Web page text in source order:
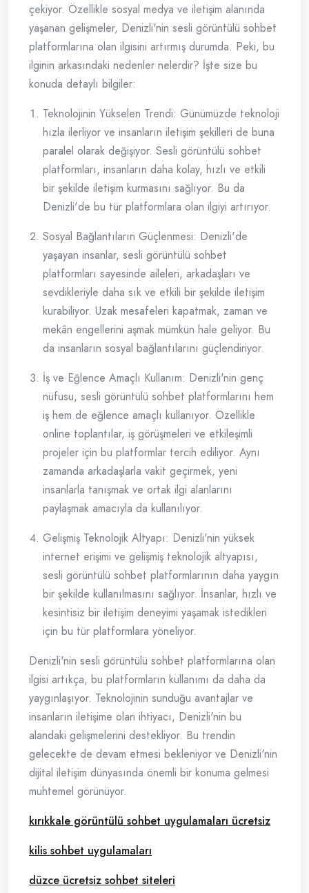
çekiyor. Özellikle sosyal medya ve iletişim alanında
yaşanan gelişmeler, Denizli'nin sesli görüntülü sohbet
platformlarına olan ilgisini artırmış durumda. Peki, bu
ilginin arkasındaki nedenler nelerdir? İşte size bu
konuda detaylı bilgiler:
Teknolojinin Yükselen Trendi: Günümüzde teknoloji
hızla ilerliyor ve insanların iletişim şekilleri de buna
paralel olarak değişiyor. Sesli görüntülü sohbet
platformları, insanların daha kolay, hızlı ve etkili
bir şekilde iletişim kurmasını sağlıyor. Bu da
Denizli'de bu tür platformlara olan ilgiyi artırıyor.
Sosyal Bağlantıların Güçlenmesi: Denizli'de
yaşayan insanlar, sesli görüntülü sohbet
platformları sayesinde aileleri, arkadaşları ve
sevdikleriyle daha sık ve etkili bir şekilde iletişim
kurabiliyor. Uzak mesafeleri kapatmak, zaman ve
mekân engellerini aşmak mümkün hale geliyor. Bu
da insanların sosyal bağlantılarını güçlendiriyor.
İş ve Eğlence Amaçlı Kullanım: Denizli'nin genç
nüfusu, sesli görüntülü sohbet platformlarını hem
iş hem de eğlence amaçlı kullanıyor. Özellikle
online toplantılar, iş görüşmeleri ve etkileşimli
projeler için bu platformlar tercih ediliyor. Aynı
zamanda arkadaşlarla vakit geçirmek, yeni
insanlarla tanışmak ve ortak ilgi alanlarını
paylaşmak amacıyla da kullanılıyor.
Gelişmiş Teknolojik Altyapı: Denizli'nin yüksek
internet erişimi ve gelişmiş teknolojik altyapısı,
sesli görüntülü sohbet platformlarının daha yaygın
bir şekilde kullanılmasını sağlıyor. İnsanlar, hızlı ve
kesintisiz bir iletişim deneyimi yaşamak istedikleri
için bu tür platformlara yöneliyor.
Denizli'nin sesli görüntülü sohbet platformlarına olan
ilgisi artıkça, bu platformların kullanımı da daha da
yaygınlaşıyor. Teknolojinin sunduğu avantajlar ve
insanların iletişime olan ihtiyacı, Denizli'nin bu
alandaki gelişmelerini destekliyor. Bu trendin
gelecekte de devam etmesi bekleniyor ve Denizli'nin
dijital iletişim dünyasında önemli bir konuma gelmesi
muhtemel görünüyor.
kırıkkale görüntülü sohbet uygulamaları ücretsiz
kilis sohbet uygulamaları
düzce ücretsiz sohbet siteleri